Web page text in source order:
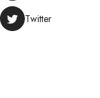
Twitter